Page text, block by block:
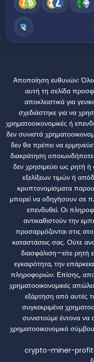
Αποποίηση ευθυνών:
αυτή τη σελίδα
αποκλειστικά για
σχεδιάστηκε για να
χρηματοοικονομικές ή
δεν συνιστά
δεν θα πρέπει να
διακράτηση
δεν χρησιμεύει ως ρητή
εξελίξεων τιμών ή
κρυπτονομίσματα
μπορεί να οδηγήσουν σε
επενδυθεί. Οι
αντικαθιστούν την
προσαρμόζονται στις
καταστάσεις σας. Ούτε
διασφάλιση—είτε ρητή
εγκαιρότητα, την
πληροφοριών. Επίσης,
χρηματοοικονομικές
εξάρτηση από αυτές
συγκεκριμένα
συνιστούμε έντονα να
χρηματοοικονομικό
crypto-miner-